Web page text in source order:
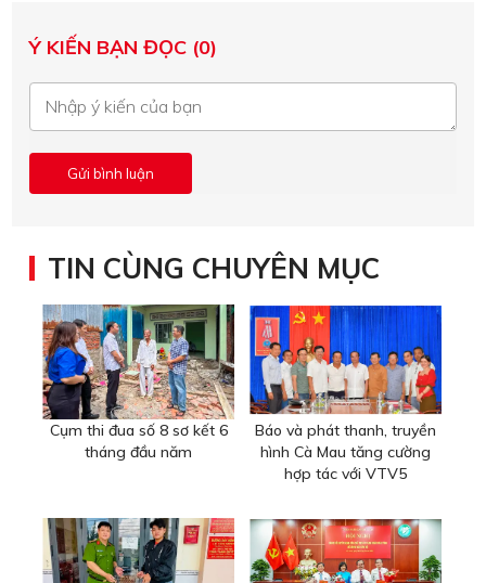
Ý KIẾN BẠN ĐỌC (0)
TIN CÙNG CHUYÊN MỤC
Cụm thi đua số 8 sơ kết 6
tháng đầu năm
Báo và phát thanh, truyền
hình Cà Mau tăng cường
hợp tác với VTV5